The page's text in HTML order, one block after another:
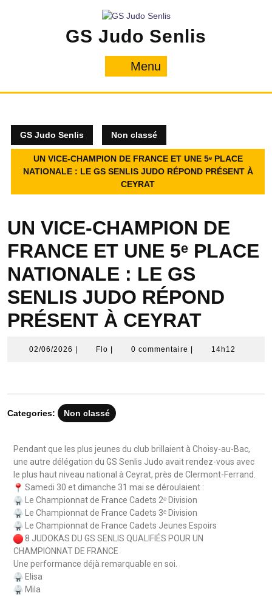
GS Judo Senlis
Menu
GS Judo Senlis Non classé
UN VICE-CHAMPION DE FRANCE ET UNE 5ᵉ PLACE
NATIONALE : LE GS SENLIS JUDO RÉPOND PRÉSENT À
CEYRAT
UN VICE-CHAMPION DE
FRANCE ET UNE 5ᵉ PLACE
NATIONALE : LE GS
SENLIS JUDO RÉPOND
PRÉSENT À CEYRAT
02/06/2026 | Flo | 0 commentaire | 14h12
Categories: Non classé
Pendant que les plus jeunes du club brillaient à Choisy-au-Bac,
une autre délégation du GS Senlis Judo avait rendez-vous avec
le plus haut niveau national à Ceyrat, près de Clermont-Ferrand.
Samedi 30 et dimanche 31 mai se déroulaient :
Le Championnat de France Cadets 2ᵉ Division
Le Championnat de France Cadets 3ᵉ Division
Le Championnat de France Cadets Jeunes Espoirs
8 JUDOKAS DU GS SENLIS QUALIFIÉS POUR UN
CHAMPIONNAT DE FRANCE
Une performance déjà remarquable en soi.
Elisa
Mila